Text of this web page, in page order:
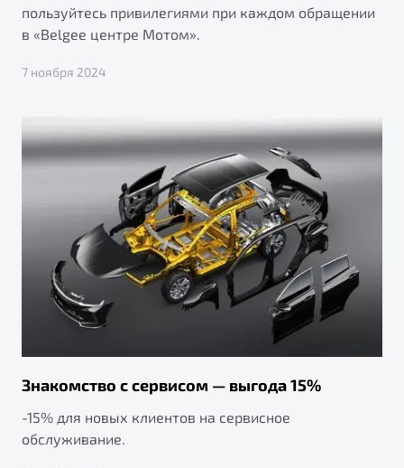
пользуйтесь привилегиями при каждом обращении
в «Belgee центре Мотом».
7 ноября 2024
Знакомство с сервисом — выгода 15%
-15% для новых клиентов на сервисное
обслуживание.